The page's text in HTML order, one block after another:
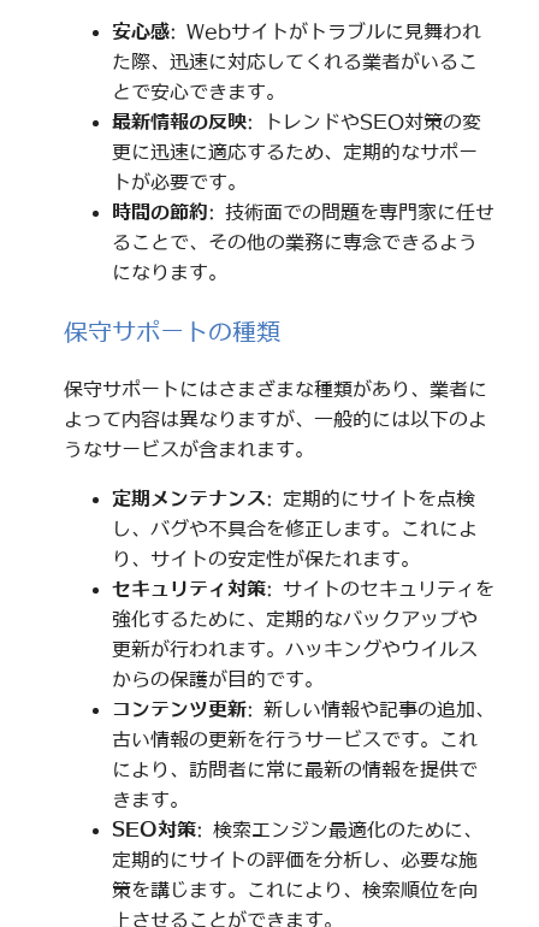
安心感: Webサイトがトラブルに見舞われ
た際、迅速に対応してくれる業者がいるこ
とで安心できます。
最新情報の反映: トレンドやSEO対策の変
更に迅速に適応するため、定期的なサポー
トが必要です。
時間の節約: 技術面での問題を専門家に任せ
ることで、その他の業務に専念できるよう
になります。
保守サポートの種類
保守サポートにはさまざまな種類があり、業者に
よって内容は異なりますが、一般的には以下のよ
うなサービスが含まれます。
定期メンテナンス: 定期的にサイトを点検
し、バグや不具合を修正します。これによ
り、サイトの安定性が保たれます。
セキュリティ対策: サイトのセキュリティを
強化するために、定期的なバックアップや
更新が行われます。ハッキングやウイルス
からの保護が目的です。
コンテンツ更新: 新しい情報や記事の追加、
古い情報の更新を行うサービスです。これ
により、訪問者に常に最新の情報を提供で
きます。
SEO対策: 検索エンジン最適化のために、
定期的にサイトの評価を分析し、必要な施
策を講じます。これにより、検索順位を向
上させることができます。